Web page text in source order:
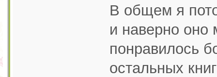
В общем я
и наверно оно
понравилось
остальных